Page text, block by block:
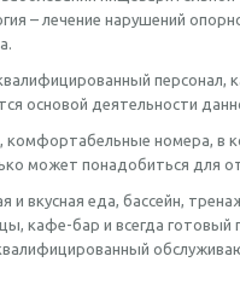
– лечение нарушений
персонал,
основой деятельности
номера, в
может понадобиться для
и вкусная еда, бассейн,
кафе-бар и всегда готовый